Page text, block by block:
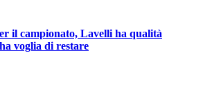
il campionato, Lavelli ha qualità
voglia di restare